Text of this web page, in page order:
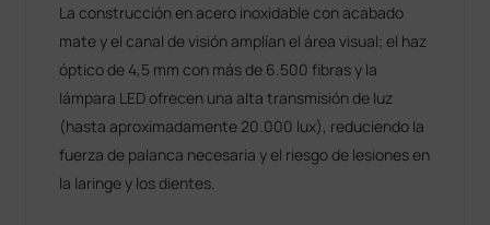
La construcción en acero inoxidable con acabado
mate y el canal de visión amplían el área visual; el haz
óptico de 4,5 mm con más de 6.500 fibras y la
lámpara LED ofrecen una alta transmisión de luz
(hasta aproximadamente 20.000 lux), reduciendo la
fuerza de palanca necesaria y el riesgo de lesiones en
la laringe y los dientes.